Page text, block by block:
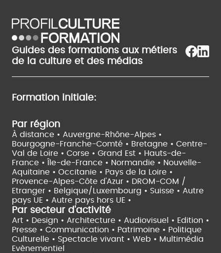
Guides des formations aux métiers
de la culture et des médias
Formation initiale:
Par région
À distance • Auvergne-Rhône-Alpes •
Bourgogne-Franche-Comté • Bretagne • Centre-
Val de Loire • Corse • Grand Est • Hauts-de-
France •
Île-de-France • Normandie • Nouvelle-
Aquitaine • Occitanie • Pays de la Loire •
Provence-Alpes-Côte d'Azur • DROM-COM /
Etranger • Belgique/Luxembourg • Suisse • Autre
pays UE • Autre pays hors UE •
Par secteur d'activité
Art • Design • Architecture • Audiovisuel • Edition •
Presse • Communication • Patrimoine • Politique
Culturelle • Spectacle vivant • Web • Multimédia
Evènementiel